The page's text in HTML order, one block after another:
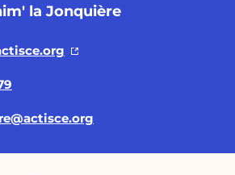
la Jonquière